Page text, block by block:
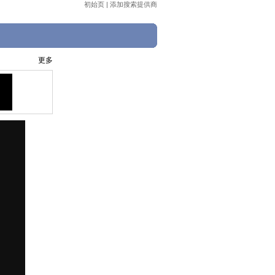
初始页 | 添加搜索提供商
更多